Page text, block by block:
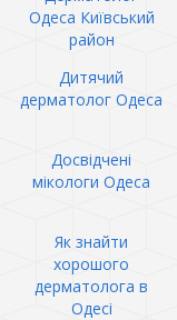
Одеса Київський
район
Дитячий
дерматолог Одеса
Досвідчені
мікологи Одеса
Як знайти
хорошого
дерматолога в
Одесі